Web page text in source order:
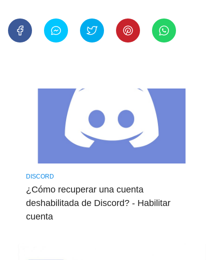
DISCORD
¿Cómo recuperar una cuenta
deshabilitada de Discord? - Habilitar
cuenta